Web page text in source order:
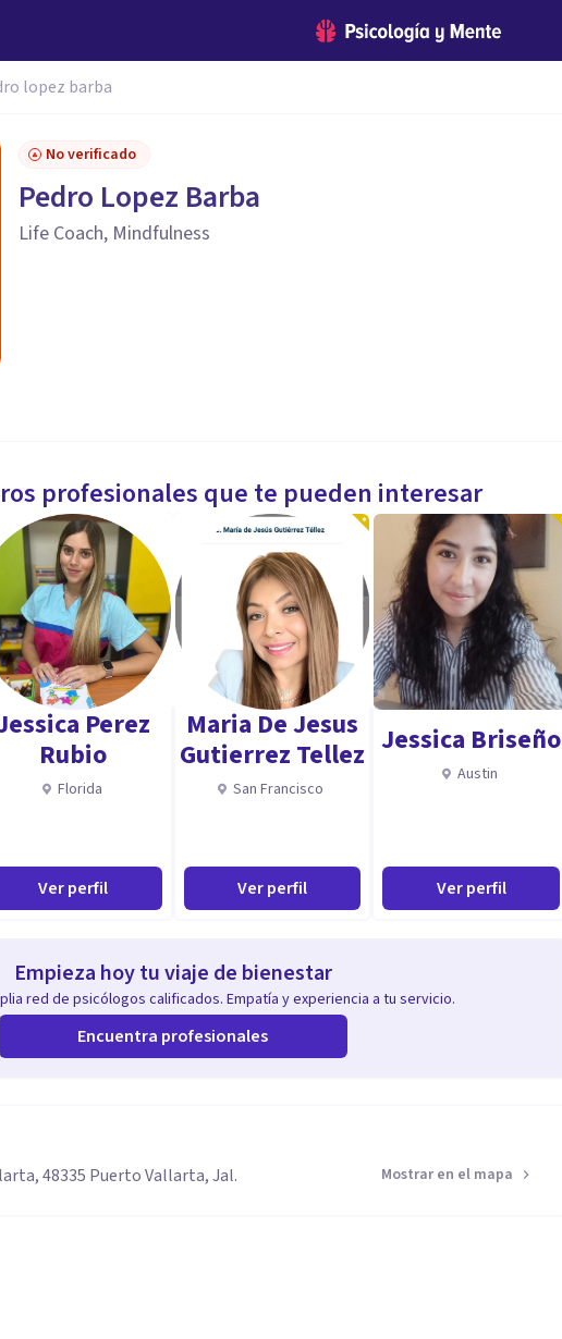
lopez barba
No verificado
Pedro Lopez Barba
Life Coach, Mindfulness
profesionales que te pueden interesar
Perez
Rubio
Florida
Ver perfil
Maria De Jesus
Gutierrez Tellez
San Francisco
Ver perfil
Jessica Briseño
Austin
Ver perfil
Empieza hoy tu viaje de bienestar
red de psicólogos calificados. Empatía y experiencia a tu servicio.
Encuentra profesionales
48335 Puerto Vallarta, Jal.
Mostrar en el mapa